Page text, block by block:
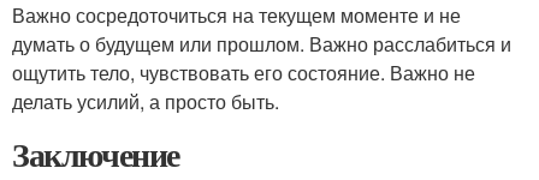
Важно сосредоточиться на текущем моменте и не
думать о будущем или прошлом. Важно расслабиться и
ощутить тело, чувствовать его состояние. Важно не
делать усилий, а просто быть.
Заключение